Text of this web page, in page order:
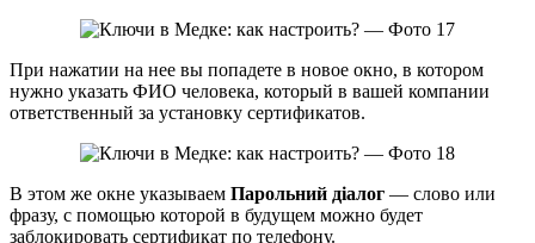
При нажатии на нее вы попадете в новое окно, в котором
нужно указать ФИО человека, который в вашей компании
ответственный за установку сертификатов.
В этом же окне указываем Парольний діалог — слово или
фразу, с помощью которой в будущем можно будет
заблокировать сертификат по телефону.